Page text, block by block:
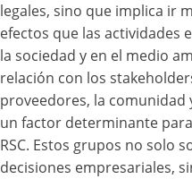
legales, sino que implica ir
efectos que las actividades
la sociedad y en el medio
relación con los
proveedores, la comunidad
un factor determinante
RSC. Estos grupos no solo
decisiones empresariales,